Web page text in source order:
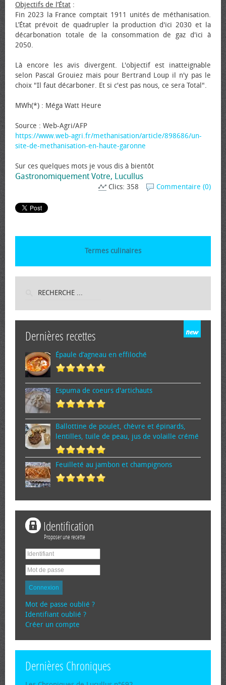
Objectifs de l’État :
Fin 2023 la France comptait 1911 unités de méthanisation.
L’État prévoit de quadrupler la production d'ici 2030 et la
décarbonation totale de la consommation de gaz d'ici à
2050.
Là encore les avis divergent. L'objectif est inatteignable
selon Pascal Grouiez mais pour Bertrand Loup il n'y pas le
choix "Il faut décarboner. Et si c'est pas nous, ce sera Total".
MWh(*) : Méga Watt Heure
Source : Web-Agri/AFP
https://www.web-agri.fr/methanisation/article/898686/un-
site-de-methanisation-en-haute-garonne
Sur ces quelques mots je vous dis à bientôt
Gastronomiquement Votre, Lucullus
Commentaire (0)
Clics: 358
Termes culinaires
Dernières recettes
Épaule d’agneau en effiloché
Espuma de cœurs d'artichauts
Ballottine de poulet, chèvre et épinards,
lentilles, tuile de peau, jus de volaille crémé
Feuilleté au jambon et champignons
Identification
Proposer une recette
Connexion
Mot de passe oublié ?
Identifiant oublié ?
Créer un compte
Dernières Chroniques